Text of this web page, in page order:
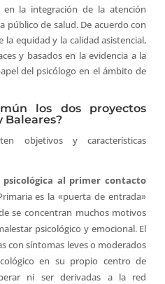
la integración de la atención
público de salud. De acuerdo con
la equidad y la calidad asistencial,
y basados en la evidencia a la
del psicólogo en el ámbito de
los dos proyectos
Baleares?
objetivos y características
al primer contacto
es la «puerta de entrada»
se concentran muchos motivos
psicológico y emocional. El
con síntomas leves o moderados
en su propio centro de
ni ser derivadas a la red